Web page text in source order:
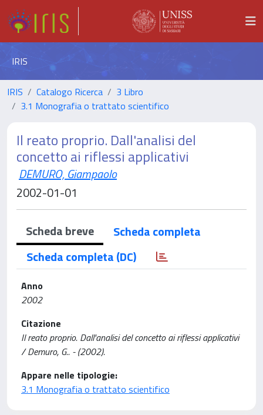
IRIS
IRIS Catalogo Ricerca
3 Libro
3.1 Monografia o trattato scientifico
Il reato proprio. Dall'analisi del
concetto ai riflessi applicativi
DEMURO, Giampaolo
2002-01-01
Scheda breve
Scheda completa
Scheda completa (DC)
Anno
2002
Citazione
Il reato proprio. Dall'analisi del concetto ai riflessi applicativi
/ Demuro, G.. - (2002).
Appare nelle tipologie:
3.1 Monografia o trattato scientifico